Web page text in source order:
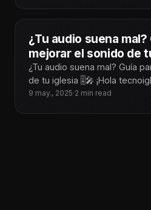
¿Tu audio suena mal?
mejorar el sonido de
¿Tu audio suena mal? Guía
de tu iglesia 🎚️🎤 ¡Hola tecnoiglesiólogos! ¿Alguna
vez has estado en medio
9 may., 2025·2 min read